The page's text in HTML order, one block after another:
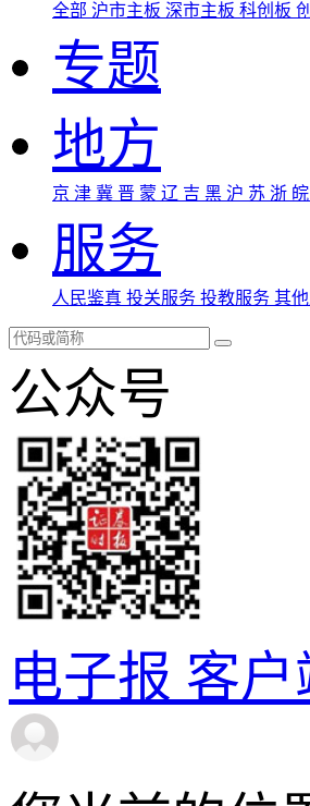
全部 沪市主板 深市主板 科创板
专题
地方
京 津 冀 晋 蒙 辽 吉 黑 沪 苏 浙 皖
服务
人民鉴真 投关服务 投教服务 其
公众号
电子报 客户